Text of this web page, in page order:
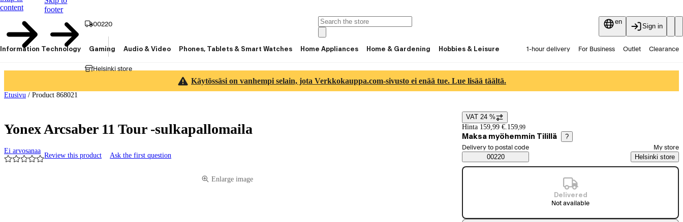
content
footer
00220
Helsinki store
en
Sign in
Information Technology Gaming Audio & Video Phones, Tablets & Smart Watches Home Appliances Home & Gardening Hobbies & Leisure 1-hour delivery For Business Outlet Clearance
Käytössäsi on vanhempi selain, jota Verkkokauppa.com-sivusto ei enää tue. Lue lisää täältä.
Etusivu / Product 868021
Yonex Arcsaber 11 Tour -sulkapallomaila
Ei arvosanaa
Review this product Ask the first question
Enlarge image
Price details
VAT 24 %
Hinta 159,99 €. 159,99
Maksa myöhemmin Tilillä ?
Saatavuustiedot
Select order method
Delivery to postal code
00220
My store
Helsinki store
Delivered
Not available